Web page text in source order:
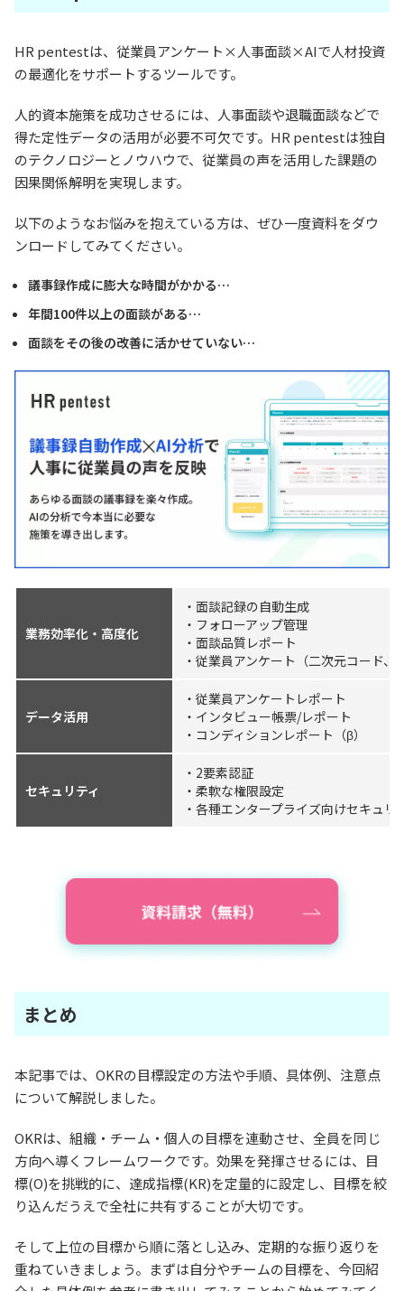
HR pentestは、従業員アンケート×人事面談×AIで人材投資
の最適化をサポートするツールです。
人的資本施策を成功させるには、人事面談や退職面談などで
得た定性データの活用が必要不可欠です。HR pentestは独自
のテクノロジーとノウハウで、従業員の声を活用した課題の
因果関係解明を実現します。
以下のようなお悩みを抱えている方は、ぜひ一度資料をダウ
ンロードしてみてください。
議事録作成に膨大な時間がかかる…
年間100件以上の面談がある…
面談をその後の改善に活かせていない…
業務効率化・高度化
・面談記録の自動生成
・フォローアップ管理
・面談品質レポート
・従業員アンケート（二次元コード、
データ活用
・従業員アンケートレポート
・インタビュー帳票/レポート
・コンディションレポート（β）
セキュリティ
・2要素認証
・柔軟な権限設定
・各種エンタープライズ向けセキュリ
まとめ
本記事では、OKRの目標設定の方法や手順、具体例、注意点
について解説しました。
OKRは、組織・チーム・個人の目標を連動させ、全員を同じ
方向へ導くフレームワークです。効果を発揮させるには、目
標(O)を挑戦的に、達成指標(KR)を定量的に設定し、目標を絞
り込んだうえで全社に共有することが大切です。
そして上位の目標から順に落とし込み、定期的な振り返りを
重ねていきましょう。まずは自分やチームの目標を、今回紹